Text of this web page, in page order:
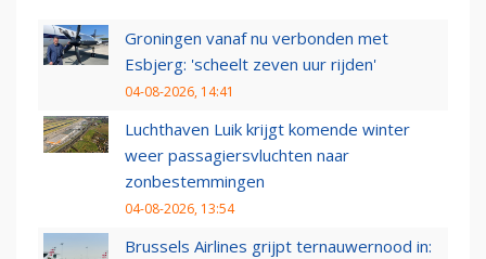
Groningen vanaf nu verbonden met
Esbjerg: 'scheelt zeven uur rijden'
04-08-2026, 14:41
Luchthaven Luik krijgt komende winter
weer passagiersvluchten naar
zonbestemmingen
04-08-2026, 13:54
Brussels Airlines grijpt ternauwernood in: